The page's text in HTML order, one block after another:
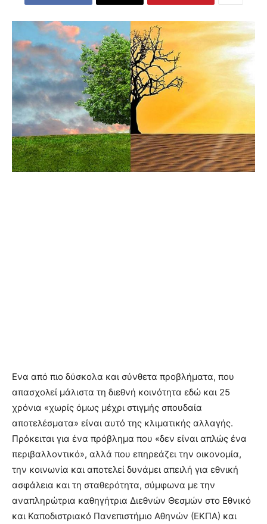
Eνα από πιο δύσκολα και σύνθετα προβλήματα, που
απασχολεί μάλιστα τη διεθνή κοινότητα εδώ και 25
χρόνια «χωρίς όμως μέχρι στιγμής σπουδαία
αποτελέσματα» είναι αυτό της κλιματικής αλλαγής.
Πρόκειται για ένα πρόβλημα που «δεν είναι απλώς ένα
περιβαλλοντικό», αλλά που επηρεάζει την οικονομία,
την κοινωνία και αποτελεί δυνάμει απειλή για εθνική
ασφάλεια και τη σταθερότητα, σύμφωνα με την
αναπληρώτρια καθηγήτρια Διεθνών Θεσμών στο Εθνικό
και Καποδιστριακό Πανεπιστήμιο Αθηνών (ΕΚΠΑ) και